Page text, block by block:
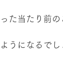
た当たり前の
うになるでし